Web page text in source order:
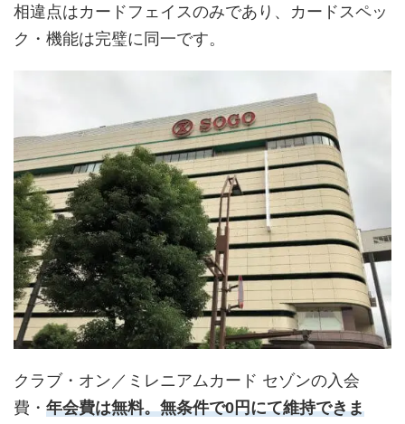
相違点はカードフェイスのみであり、カードスペッ
ク・機能は完璧に同一です。
クラブ・オン／ミレニアムカード セゾンの入会
費・ 年会費は無料。無条件で0円にて維持できま